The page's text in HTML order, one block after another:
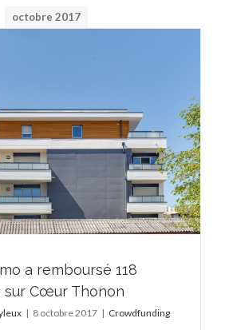
octobre 2017
a remboursé 118
sur Cœur Thonon
| 8 octobre 2017 | Crowdfunding